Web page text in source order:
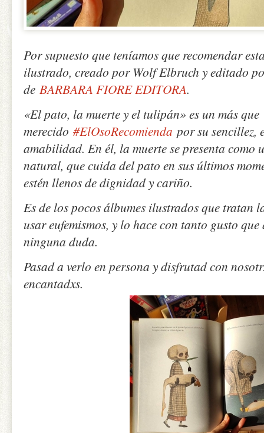
Por supuesto que teníamos que recomendar
ilustrado, creado por Wolf Elbruch y editado
de BARBARA FIORE EDITORA.
«El pato, la muerte y el tulipán» es un más que
merecido #ElOsoRecomienda por su sencillez,
amabilidad. En él, la muerte se presenta como
natural, que cuida del pato en sus últimos
estén llenos de dignidad y cariño.
Es de los pocos álbumes ilustrados que tratan
usar eufemismos, y lo hace con tanto gusto
ninguna duda.
Pasad a verlo en persona y disfrutad con
encantadxs.